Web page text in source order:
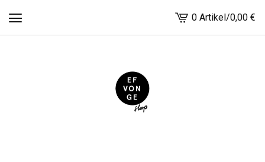
Warenkorb
ansehen
0 Artikel/0,00 €